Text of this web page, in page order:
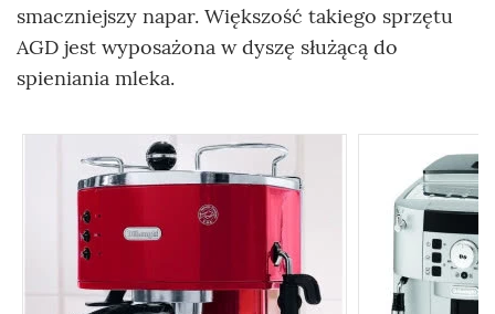
smaczniejszy napar. Większość takiego sprzętu
AGD jest wyposażona w dyszę służącą do
spieniania mleka.